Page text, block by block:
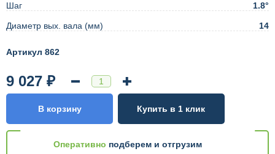
Шаг 1.8°
Диаметр вых. вала (мм) 14
Артикул 862
Оперативно подберем и отгрузим
9 027 ₽
В корзину Купить в 1 клик